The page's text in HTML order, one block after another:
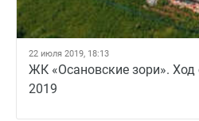
22 июля 2019, 18:13
ЖК «Осановские зори». Ход
2019